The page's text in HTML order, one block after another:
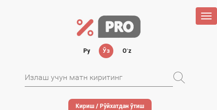
Ру Ўз Oʻz
Кириш / Рўйхатдан ўтиш